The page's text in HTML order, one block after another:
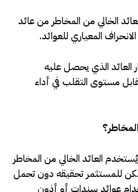
الخالي من المخاطر من عائد
المعياري للعوائد.
العائد الذي يحصل عليه
مستوى التقلب في أداء
العائد الخالي من المخاطر
يمكن للمستثمر تحقيقه دون تحمل
عوائد سندات أو أذون